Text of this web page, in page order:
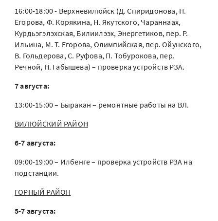
16:00-18:00 - Верхневилюйск (Д. Спиридонова, Н.
Егорова, Ф. Корякина, Н. Якутского, Чараннаах,
Курдьэгэлэхская, Билиилээх, Энергетиков, пер. Р.
Ильина, М. Т. Егорова, Олимпийская, пер. Ойунского,
В. Гольдерова, С. Руфова, П. Тобурокова, пер.
Речной, Н. Габышева) – проверка устройств РЗА.
7 августа:
13:00-15:00 – Быракан – ремонтные работы на ВЛ.
ВИЛЮЙСКИЙ РАЙОН
6-7 августа:
09:00-19:00 – Илбенге – проверка устройств РЗА на
подстанции.
ГОРНЫЙ РАЙОН
5-7 августа: